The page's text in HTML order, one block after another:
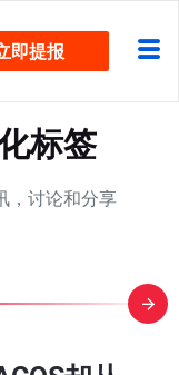
即提报
标签
，讨论和分享